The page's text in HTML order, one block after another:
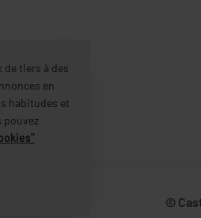
©
tiers à des
en
habitudes et
pouvez